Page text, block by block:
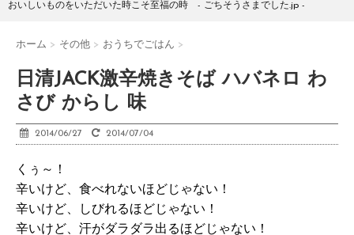
おいしいものをいただいた時こそ至福の時 - ごちそうさまでした.jp -
ホーム > その他 > おうちでごはん >
日清JACK激辛焼きそば ハバネロ わ
さび からし 味
2014/06/27 2014/07/04
くぅ～！
辛いけど、食べれないほどじゃない！
辛いけど、しびれるほどじゃない！
辛いけど、汗がダラダラ出るほどじゃない！